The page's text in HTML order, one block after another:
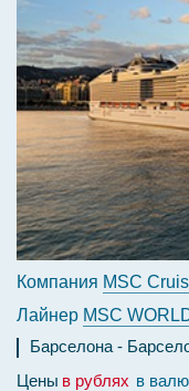
Компания MSC
Лайнер MSC
Барселона
Цены в рублях в